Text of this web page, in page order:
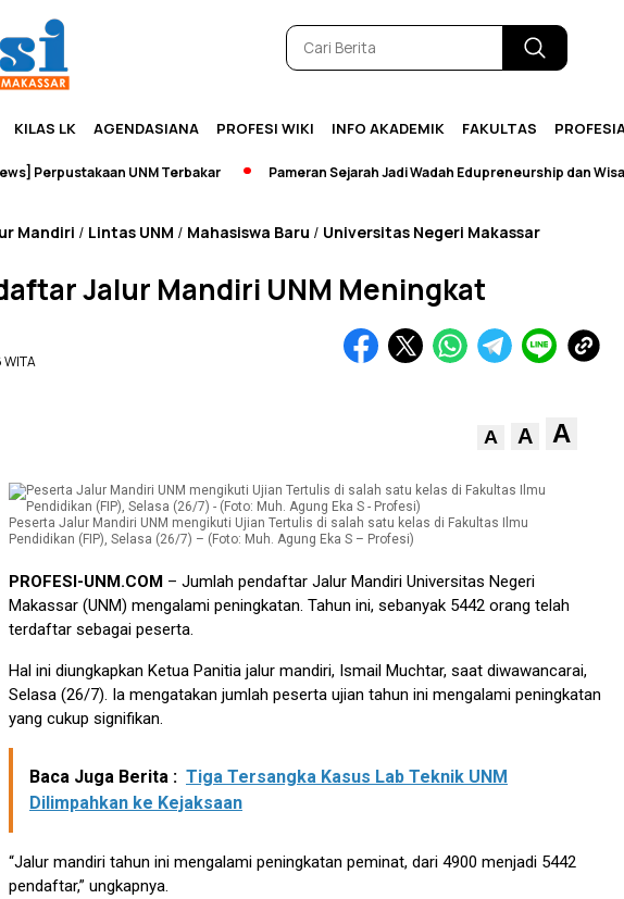
KILAS LK AGENDASIANA PROFESI WIKI INFO AKADEMIK FAKULTAS
UNM Terbakar Pameran Sejarah Jadi Wadah Edupreneurship dan Wisata
Mandiri / Lintas UNM / Mahasiswa Baru / Universitas Negeri Makassar
Jalur Mandiri UNM Meningkat
WITA
A A A
Peserta Jalur Mandiri UNM mengikuti Ujian Tertulis di salah satu kelas di Fakultas Ilmu
Pendidikan (FIP), Selasa (26/7) – (Foto: Muh. Agung Eka S – Profesi)
PROFESI-UNM.COM – Jumlah pendaftar Jalur Mandiri Universitas Negeri
Makassar (UNM) mengalami peningkatan. Tahun ini, sebanyak 5442 orang telah
terdaftar sebagai peserta.
Hal ini diungkapkan Ketua Panitia jalur mandiri, Ismail Muchtar, saat diwawancarai,
Selasa (26/7). Ia mengatakan jumlah peserta ujian tahun ini mengalami peningkatan
yang cukup signifikan.
Baca Juga Berita : Tiga Tersangka Kasus Lab Teknik UNM
Dilimpahkan ke Kejaksaan
“Jalur mandiri tahun ini mengalami peningkatan peminat, dari 4900 menjadi 5442
pendaftar,” ungkapnya.